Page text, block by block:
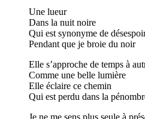
Une lueur
Dans la nuit noire
Qui est synonyme de
Pendant que je broie du noir
Elle s’approche de temps à
Comme une belle lumière
Elle éclaire ce chemin
Qui est perdu dans la